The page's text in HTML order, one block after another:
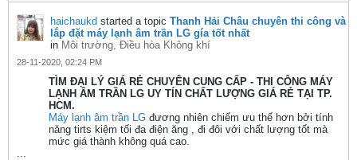
haichaukd started a topic Thanh Hải Châu chuyên thi công và
lắp đặt máy lạnh âm trần LG gía tốt nhất
in Môi trường, Điều hòa Không khí
28-11-2020, 02:24 PM
TÌM ĐẠI LÝ GIÁ RẺ CHUYÊN CUNG CẤP - THI CÔNG MÁY
LẠNH ÂM TRẦN LG UY TÍN CHẤT LƯỢNG GIÁ RẺ TẠI TP.
HCM.
Máy lạnh âm trần LG đương nhiên chiếm ưu thế hơn bởi tính
năng tirts kiệm tối đa điện ăng , đi đôi với chất lượng tốt mà
mức giá thành không quá cao.
...